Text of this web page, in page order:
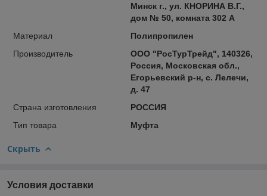
Минск г., ул. КНОРИНА В.Г.,
дом № 50, комната 302 А
Материал
Полипропилен
Производитель
ООО "РосТурТрейд", 140326,
Россия, Московская обл.,
Егорьевский р-н, с. Лелечи,
д. 47
Страна изготовления
РОССИЯ
Тип товара
Муфта
Скрыть
Условия доставки